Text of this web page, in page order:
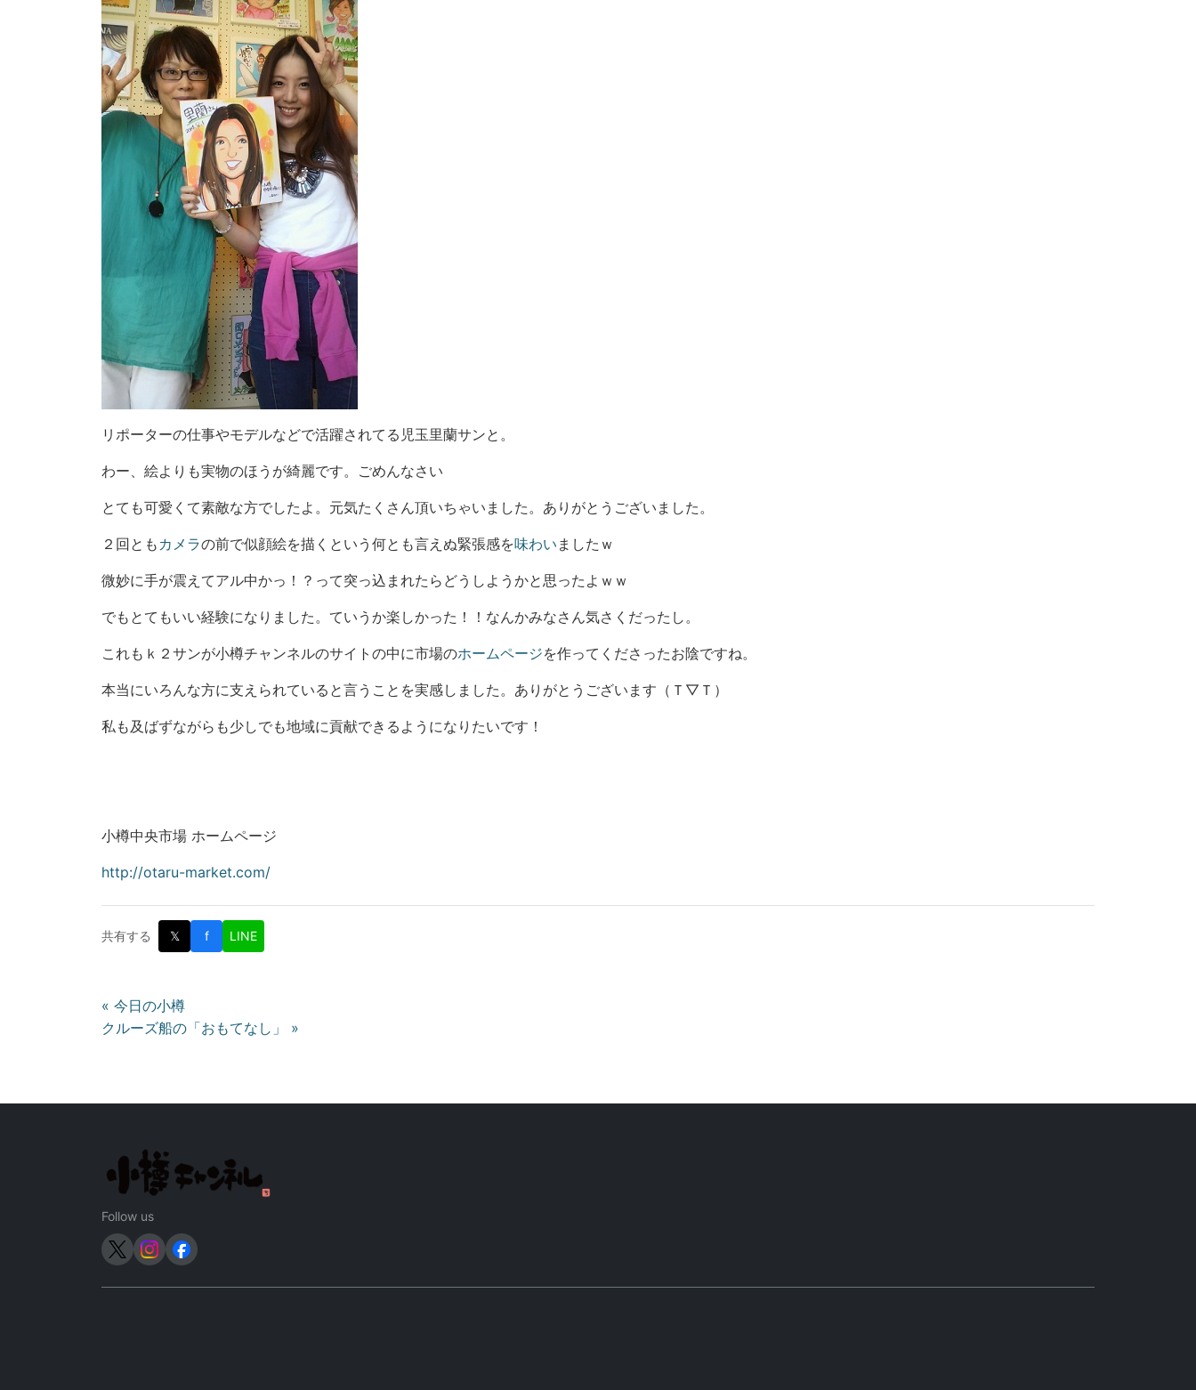
リポーターの仕事やモデルなどで活躍されてる児玉里蘭サンと。
わー、絵よりも実物のほうが綺麗です。ごめんなさい
とても可愛くて素敵な方でしたよ。元気たくさん頂いちゃいました。ありがとうございました。
２回とも カメラの前で似顔絵を描くという何とも言えぬ緊張感を味わい ましたｗ
微妙に手が震えてアル中かっ！？って突っ込まれたらどうしようかと思ったよｗｗ
でもとてもいい経験になりました。ていうか楽しかった！！なんかみなさん気さくだったし。
これもｋ２サンが小樽チャンネルのサイトの中に市場のホームページを作ってくださったお陰ですね。
本当にいろんな方に支えられていると言うことを実感しました。ありがとうございます（Ｔ▽Ｔ）
私も及ばずながらも少しでも地域に貢献できるようになりたいです！
小樽中央市場 ホームページ
http://otaru-market.com/
共有する 𝕏 f LINE
投
稿
ビ
ー
シ
ョ
ン
« 今日の小樽
クルーズ船の「おもてなし」 »
Follow us